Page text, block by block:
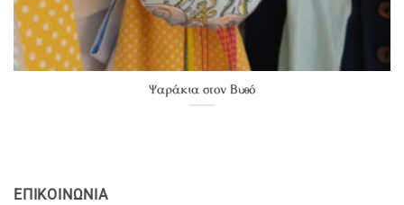
Ψαράκια στον Βυθό
ΕΠΙΚΟΙΝΩΝΊΑ